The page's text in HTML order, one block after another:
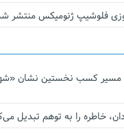
فلوشیپ ژنومیکس منتشر
مسیر کسب نخستین نشان
خاطره را به توهم تبدیل